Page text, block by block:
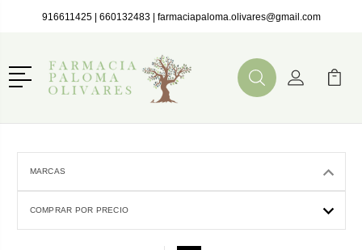
916611425| 660132483| farmaciapaloma.olivares@gmail.com
Menú
BuscarMi Cuenta
Mi
MARCAS
COMPRAR POR PRECIO